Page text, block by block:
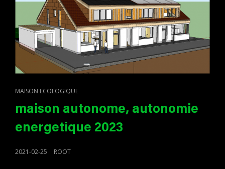
CAT
MAISON ECOLOGIQUE
maison autonome, autonomie
energetique 2023
POSTED
2021-02-25 ROOT